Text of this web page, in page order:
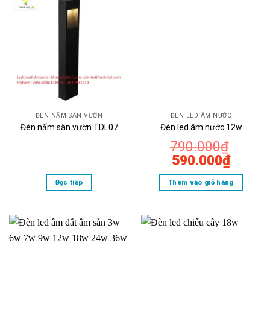
ĐÈN NẤM SÂN VƯỜN
Đèn nấm sân vườn TDL07
Đọc tiếp
ĐÈN LED ÂM NƯỚC
Đèn led âm nước 12w
790.000₫
Giá
gốc
là:
590.000₫Giá
hiện
tại
Thêm vào giỏ hàng